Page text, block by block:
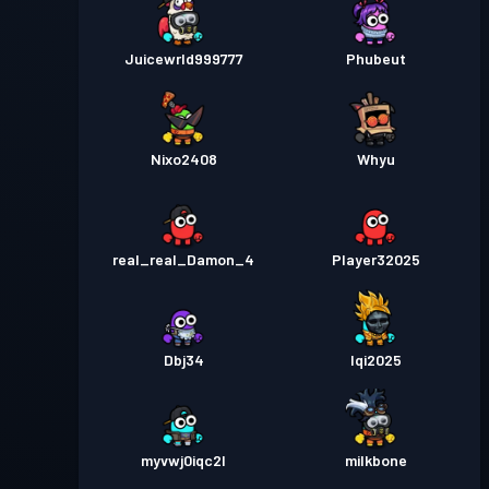
Juicewrld999777 Phubeut
Nixo2408 Whyu
real_real_Damon_4 Player32025
Dbj34 Iqi2025
myvwj0iqc2l milkbone